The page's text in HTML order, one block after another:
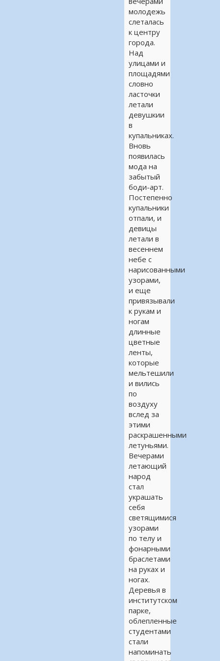
молодежь
слеталась
к центру
города.
Над
улицами и
площадями
словно
ласточки
летали
девушкии
в
купальниках.
Вновь
появилась
мода на
забытый
боди-арт.
Постепенно
купальники
отпали, и
девицы
летали в
весеннем
небе с
нарисованными
узорами,
и еще
привязывали
к рукам и
ногам
длинные
цветные
ленты,
которые
мельтешили
и вились
по
воздуху
вслед за
этими
раскрашенными
летуньями.
Вечерами
летающий
народ
стал
украшать
себя
светящимися
узорами
по телу и
фонарными
браслетами
на руках и
ногах.
Деревья в
институтском
парке,
облепленные
студентами
стали
напоминать